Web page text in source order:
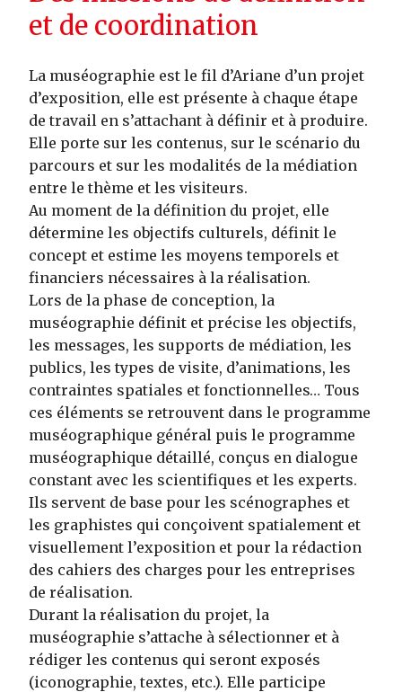
et de coordination
La muséographie est le fil d’Ariane d’un projet
d’exposition, elle est présente à chaque étape
de travail en s’attachant à définir et à produire.
Elle porte sur les contenus, sur le scénario du
parcours et sur les modalités de la médiation
entre le thème et les visiteurs.
Au moment de la définition du projet, elle
détermine les objectifs culturels, définit le
concept et estime les moyens temporels et
financiers nécessaires à la réalisation.
Lors de la phase de conception, la
muséographie définit et précise les objectifs,
les messages, les supports de médiation, les
publics, les types de visite, d’animations, les
contraintes spatiales et fonctionnelles… Tous
ces éléments se retrouvent dans le programme
muséographique général puis le programme
muséographique détaillé, conçus en dialogue
constant avec les scientifiques et les experts.
Ils servent de base pour les scénographes et
les graphistes qui conçoivent spatialement et
visuellement l’exposition et pour la rédaction
des cahiers des charges pour les entreprises
de réalisation.
Durant la réalisation du projet, la
muséographie s’attache à sélectionner et à
rédiger les contenus qui seront exposés
(iconographie, textes, etc.). Elle participe